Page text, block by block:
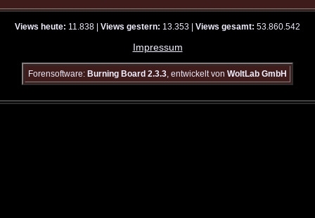
Views heute: 11.838 | Views gestern: 13.353 | Views gesamt: 53.860.542
Impressum
Forensoftware: Burning Board 2.3.3, entwickelt von WoltLab GmbH